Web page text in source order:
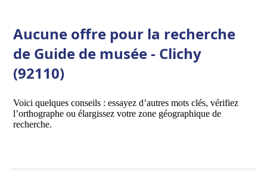
Aucune offre pour la recherche
de Guide de musée - Clichy
(92110)
Voici quelques conseils : essayez d’autres mots clés, vérifiez
l’orthographe ou élargissez votre zone géographique de
recherche.